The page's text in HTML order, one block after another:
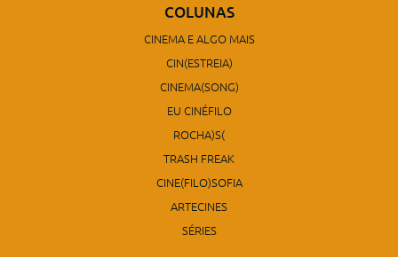
COLUNAS
CINEMA E ALGO MAIS
CIN(ESTREIA)
CINEMA(SONG)
EU CINÉFILO
ROCHA)S(
TRASH FREAK
CINE(FILO)SOFIA
ARTECINES
SÉRIES